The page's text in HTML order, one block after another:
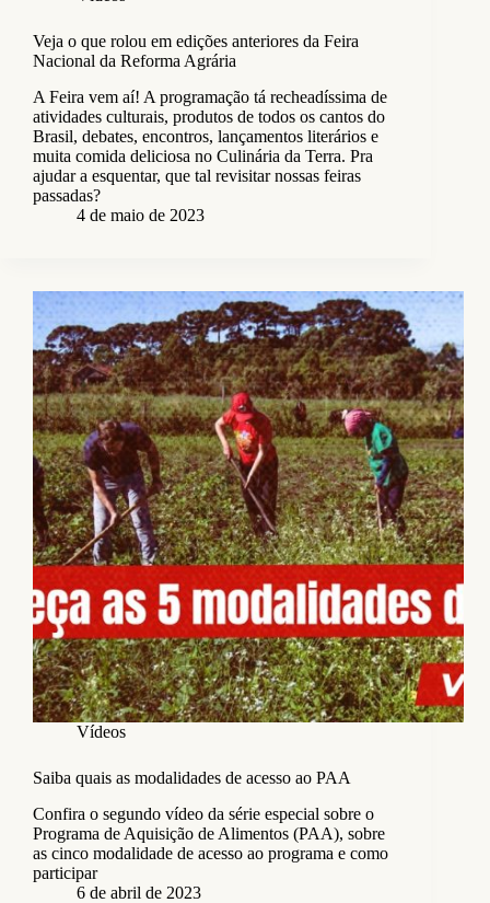
Veja o que rolou em edições anteriores da Feira
Nacional da Reforma Agrária
A Feira vem aí! A programação tá recheadíssima de
atividades culturais, produtos de todos os cantos do
Brasil, debates, encontros, lançamentos literários e
muita comida deliciosa no Culinária da Terra. Pra
ajudar a esquentar, que tal revisitar nossas feiras
passadas?
4 de maio de 2023
Vídeos
Saiba quais as modalidades de acesso ao PAA
Confira o segundo vídeo da série especial sobre o
Programa de Aquisição de Alimentos (PAA), sobre
as cinco modalidade de acesso ao programa e como
participar
6 de abril de 2023